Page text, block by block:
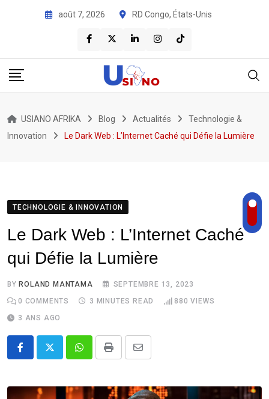
août 7, 2026 RD Congo, États-Unis
USIANO AFRIKA Blog Actualités
Technologie &
Innovation
Le Dark Web : L’Internet Caché qui Défie la Lumière
TECHNOLOGIE & INNOVATION
Le Dark Web : L’Internet Caché
qui Défie la Lumière
BYROLAND MANTAMA
SEPTEMBRE 13, 2023
0 COMMENTS 3 MINUTES READ 880 VIEWS
3 ANS AGO